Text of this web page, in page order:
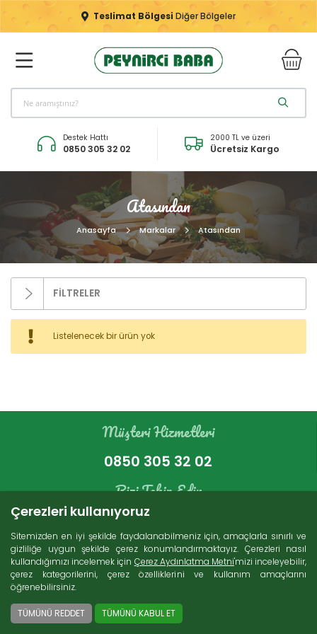
Teslimat Bölgesi Diğer Bölgeler
Destek Hattı
0850 305 32 02
2000 TL ve üzeri
Ücretsiz Kargo
Atasından
Anasayfa Markalar Atasından
FİLTRELER
Kategoriler
Süt Ürünleri (272)
Tatlı Lezzetler (230)
Konserveler (85)
Arama
Listelenecek bir ürün yok
Müşteri Hizmetleri
0850 305 32 02
Bizi Takip Edin
2000 TL ve üzeri alışverişlerde Türkiye'nin her
yerine ücretsiz kargo imkanı
Çerezleri kullanıyoruz
Sitemizden en iyi şekilde faydalanabilmeniz için, amaçlarla sınırlı ve
gizliliğe uygun şekilde çerez konumlandırmaktayız. Çerezleri nasıl
kullandığımızı incelemek için Çerez Aydınlatma Metni'mizi inceleyebilir,
çerez kategorilerini, çerez özelliklerini ve kullanım amaçlarını
öğrenebilirsiniz.
TÜMÜNÜ REDDET TÜMÜNÜ KABUL ET